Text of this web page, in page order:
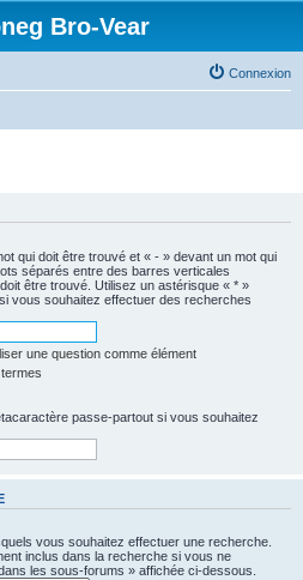
Bro-Vear
Connexion
qui doit être trouvé et « - » devant un mot qui
séparés entre des barres verticales
être trouvé. Utilisez un astérisque « * »
vous souhaitez effectuer des recherches
une question comme élément
passe-partout si vous souhaitez
vous souhaitez effectuer une recherche.
inclus dans la recherche si vous ne
les sous-forums » affichée ci-dessous.